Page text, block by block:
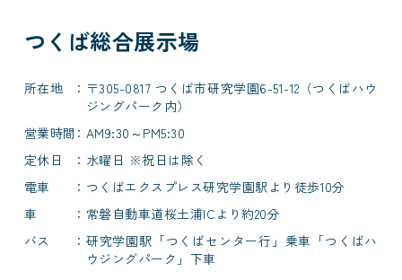
つくば総合展示場
所在地
〒305-0817 つくば市研究学園6-51-12（つくばハウ
ジングパーク内）
営業時間
AM9:30～PM5:30
定休日
水曜日 ※祝日は除く
電車
つくばエクスプレス研究学園駅より徒歩10分
車
常磐自動車道桜土浦ICより約20分
バス
研究学園駅「つくばセンター行」乗車「つくばハ
ウジングパーク」下車